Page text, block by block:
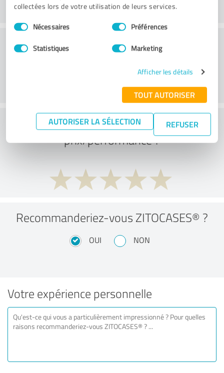
collectées lors de votre utilisation de leurs services.
Sélection
du
Nécessaires Préférences
Statistiques Marketing
Afficher les détails
TOUT AUTORISER
AUTORISER LA SÉLECTION REFUSER
Service à la clientèle
Que pensez-vous du rapport
prix/performance ?
Recommanderiez-vous ZITOCASES® ?
OUI NON
Votre expérience personnelle